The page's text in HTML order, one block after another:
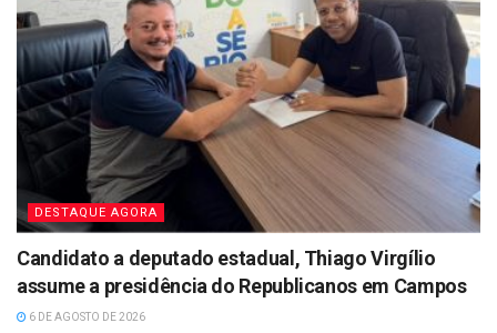
DESTAQUE AGORA
Candidato a deputado estadual, Thiago Virgílio
assume a presidência do Republicanos em Campos
6 DE AGOSTO DE 2026